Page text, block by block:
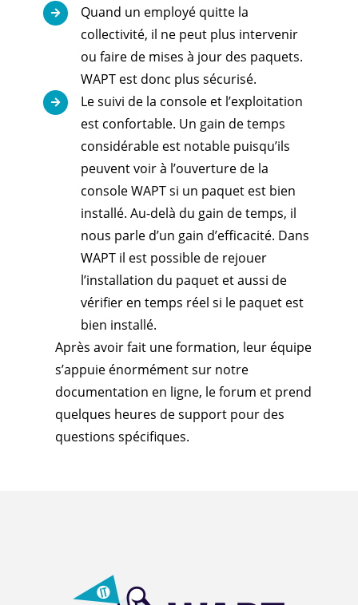

Quand un employé quitte la
collectivité, il ne peut plus intervenir
ou faire de mises à jour des paquets.
WAPT est donc plus sécurisé.

Le suivi de la console et l’exploitation
est confortable. Un gain de temps
considérable est notable puisqu’ils
peuvent voir à l’ouverture de la
console WAPT si un paquet est bien
installé. Au-delà du gain de temps, il
nous parle d’un gain d’efficacité. Dans
WAPT il est possible de rejouer
l’installation du paquet et aussi de
vérifier en temps réel si le paquet est
bien installé.
Après avoir fait une formation, leur équipe
s’appuie énormément sur notre
documentation en ligne, le forum et prend
quelques heures de support pour des
questions spécifiques.